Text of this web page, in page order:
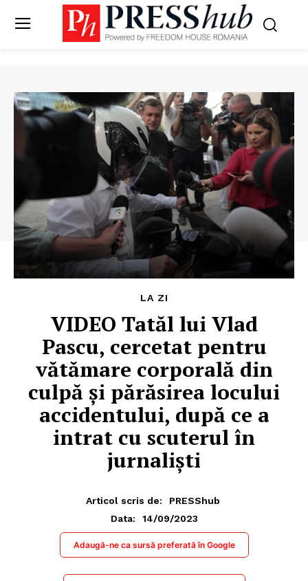
LA ZI
VIDEO Tatăl lui Vlad
Pascu, cercetat pentru
vătămare corporală din
culpă și părăsirea locului
accidentului, după ce a
intrat cu scuterul în
jurnaliști
Articol scris de:
PRESShub
Data:
14/09/2023
Adaugă-ne ca sursă preferată în Google